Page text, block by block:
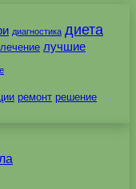
диагностика диета
лечение лучшие
ремонт решение